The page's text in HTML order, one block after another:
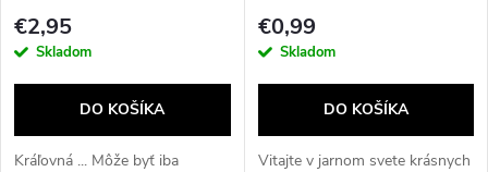
€2,95
Skladom
DO KOŠÍKA
Kráľovná ... Môže byť iba
€0,99
Skladom
DO KOŠÍKA
Vitajte v jarnom svete krásnych